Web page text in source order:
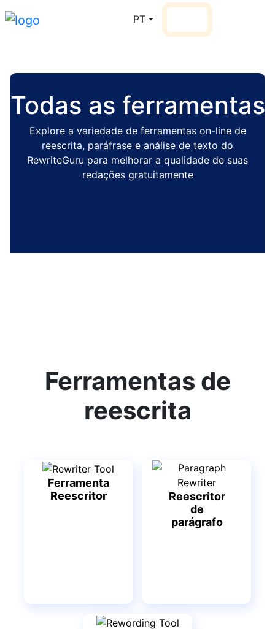
PT
Todas as ferramentas
Explore a variedade de ferramentas on-line de
reescrita, paráfrase e análise de texto do
RewriteGuru para melhorar a qualidade de suas
redações gratuitamente
Ferramentas de
reescrita
Ferramenta
Reescritor
Reescritor
de
parágrafo